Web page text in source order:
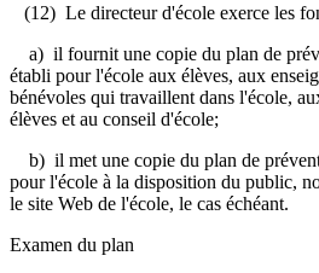
(12) Le directeur d'école exerce les
a) il fournit une copie du plan de
établi pour l'école aux élèves, aux
bénévoles qui travaillent dans l'école,
élèves et au conseil d'école;
b) il met une copie du plan de
pour l'école à la disposition du public,
le site Web de l'école, le cas échéant.
Examen du plan